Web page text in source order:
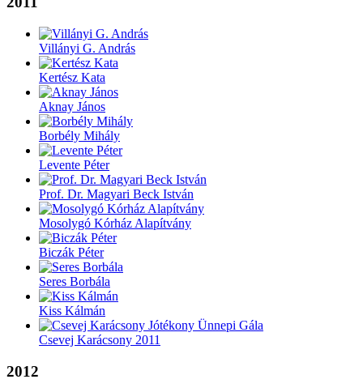
Villányi G. András
Kertész Kata
Aknay János
Borbély Mihály
Levente Péter
Prof. Dr. Magyari Beck István
Mosolygó Kórház Alapítvány
Biczák Péter
Seres Borbála
Kiss Kálmán
Csevej Karácsony 2011
2012